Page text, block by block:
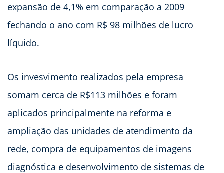
expansão de 4,1% em comparação a 2009
fechando o ano com R$ 98 milhões de lucro
líquido.
Os invesvimento realizados pela empresa
somam cerca de R$113 milhões e foram
aplicados principalmente na reforma e
ampliação das unidades de atendimento da
rede, compra de equipamentos de imagens
diagnóstica e desenvolvimento de sistemas de